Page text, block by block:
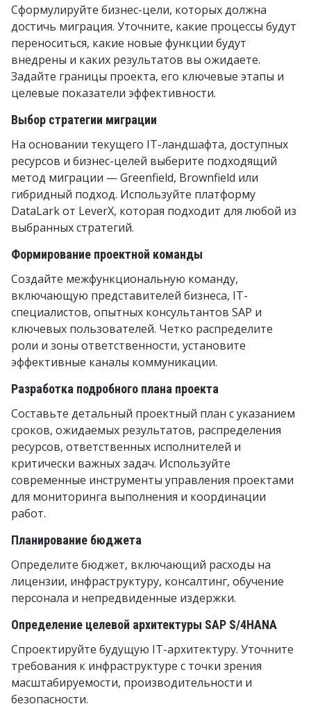
Сформулируйте бизнес-цели, которых должна
достичь миграция. Уточните, какие процессы будут
переноситься, какие новые функции будут
внедрены и каких результатов вы ожидаете.
Задайте границы проекта, его ключевые этапы и
целевые показатели эффективности.
Выбор стратегии миграции
На основании текущего IT-ландшафта, доступных
ресурсов и бизнес-целей выберите подходящий
метод миграции — Greenfield, Brownfield или
гибридный подход. Используйте платформу
DataLark от LeverX, которая подходит для любой из
выбранных стратегий.
Формирование проектной команды
Создайте межфункциональную команду,
включающую представителей бизнеса, IT-
специалистов, опытных консультантов SAP и
ключевых пользователей. Четко распределите
роли и зоны ответственности, установите
эффективные каналы коммуникации.
Разработка подробного плана проекта
Составьте детальный проектный план с указанием
сроков, ожидаемых результатов, распределения
ресурсов, ответственных исполнителей и
критически важных задач. Используйте
современные инструменты управления проектами
для мониторинга выполнения и координации
работ.
Планирование бюджета
Определите бюджет, включающий расходы на
лицензии, инфраструктуру, консалтинг, обучение
персонала и непредвиденные издержки.
Определение целевой архитектуры SAP S/4HANA
Спроектируйте будущую IT-архитектуру. Уточните
требования к инфраструктуре с точки зрения
масштабируемости, производительности и
безопасности.